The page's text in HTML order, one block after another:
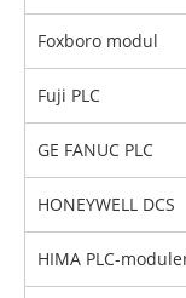
Foxboro modul
Fuji PLC
GE FANUC PLC
HONEYWELL DCS
HIMA PLC-